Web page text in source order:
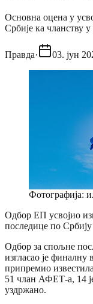
Основна оцена у
Србије ка чланству
Правда· 03. јун
Фотографија:
Одбор ЕП усвојио
последице по Србију
Одбор за спољне
изгласао је финалну
припремио
51 члан АФЕТ-а, 14
уздржано.